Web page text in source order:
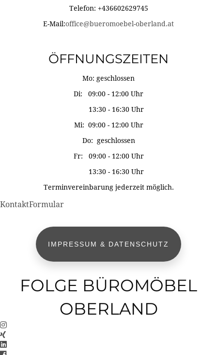
Telefon: +436602629745
E-Mail:office@bueromoebel-oberland.at
ÖFFNUNGSZEITEN
Mo: geschlossen
Di: 09:00 - 12:00 Uhr
13:30 - 16:30 Uhr
Mi: 09:00 - 12:00 Uhr
Do: geschlossen
Fr: 09:00 - 12:00 Uhr
13:30 - 16:30 Uhr
Terminvereinbarung jederzeit möglich.
KontaktFormular
IMPRESSUM & DATENSCHUTZ
FOLGE BÜROMÖBEL
OBERLAND